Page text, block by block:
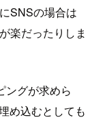
SNSの場合は
楽だったりしま
ングが求めら
め込むとしても